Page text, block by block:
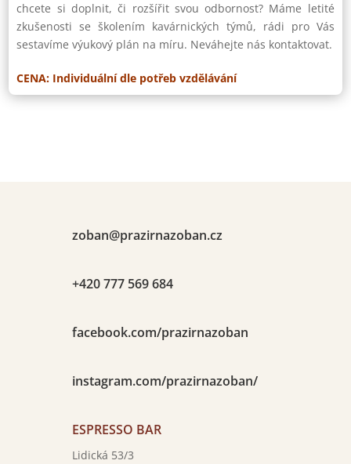
chcete si doplnit, či rozšířit svou odbornost? Máme letité
zkušenosti se školením kavárnických týmů, rádi pro Vás
sestavíme výukový plán na míru. Neváhejte nás kontaktovat.
CENA: Individuální dle potřeb vzdělávání
zoban@prazirnazoban.cz
+420 777 569 684
facebook.com/prazirnazoban
instagram.com/prazirnazoban/
ESPRESSO BAR
Lidická 53/3